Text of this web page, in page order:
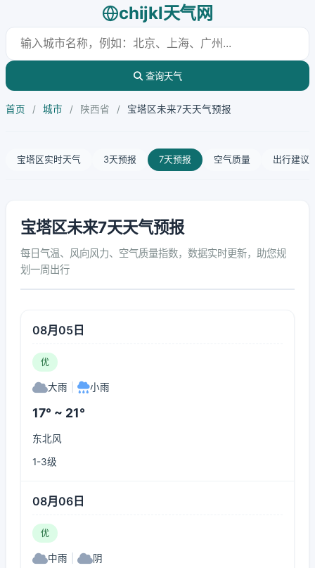
chijkl天气网
查询天气
首页 / 城市 / 陕西省 / 宝塔区未来7天天气预报
宝塔区实时天气 3天预报 7天预报 空气质量 出行建议
宝塔区未来7天天气预报
每日气温、风向风力、空气质量指数，数据实时更新，助您规
划一周出行
08月05日
优
大雨 小雨
17° ~ 21°
东北风
1-3级
08月06日
优
中雨 阴